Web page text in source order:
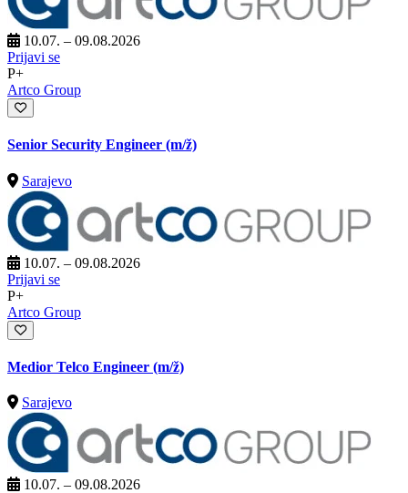
10.07. – 09.08.2026
Prijavi se
P+
Artco Group
Senior Security Engineer (m/ž)
Sarajevo
10.07. – 09.08.2026
Prijavi se
P+
Artco Group
Medior Telco Engineer (m/ž)
Sarajevo
10.07. – 09.08.2026